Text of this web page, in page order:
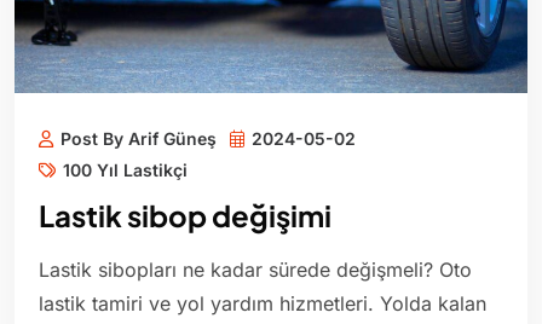
Post By Arif Güneş
2024-05-02
100 Yıl Lastikçi
Lastik sibop değişimi
Lastik sibopları ne kadar sürede değişmeli? Oto
lastik tamiri ve yol yardım hizmetleri. Yolda kalan